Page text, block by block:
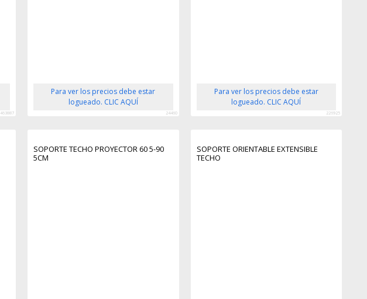
463887
Para ver los precios debe estar
logueado. CLIC AQUÍ
24460
Para ver los precios debe estar
logueado. CLIC AQUÍ
226925
SOPORTE TECHO PROYECTOR 60 5-90
5CM
SOPORTE ORIENTABLE EXTENSIBLE
TECHO